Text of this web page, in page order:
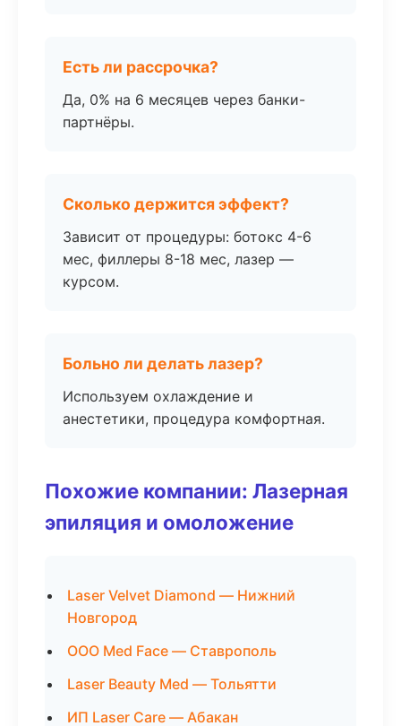
Есть ли рассрочка?
Да, 0% на 6 месяцев через банки-
партнёры.
Сколько держится эффект?
Зависит от процедуры: ботокс 4-6
мес, филлеры 8-18 мес, лазер —
курсом.
Больно ли делать лазер?
Используем охлаждение и
анестетики, процедура комфортная.
Похожие компании: Лазерная
эпиляция и омоложение
Laser Velvet Diamond — Нижний
Новгород
ООО Med Face — Ставрополь
Laser Beauty Med — Тольятти
ИП Laser Care — Абакан